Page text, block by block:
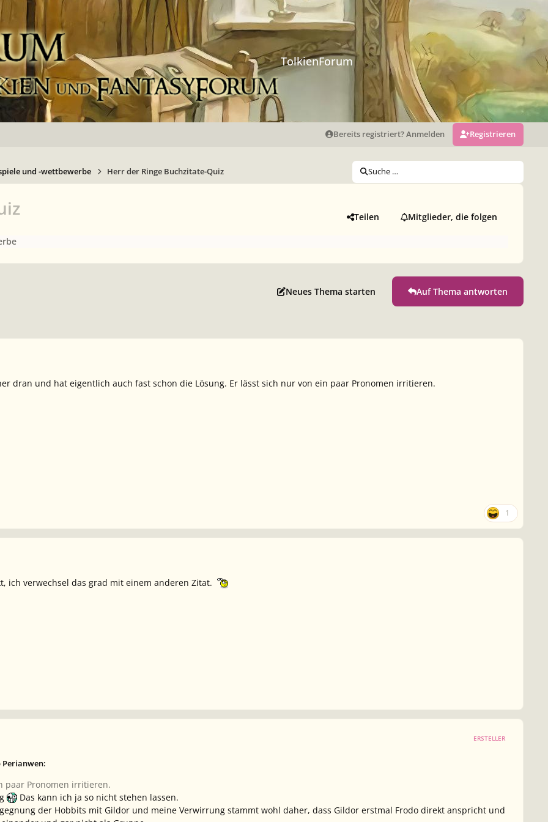
TolkienForum
Bereits registriert? Anmelden Registrieren
und -wettbewerbe Herr der Ringe Buchzitate-Quiz Suche …
Teilen Mitglieder, die folgen
Neues Thema starten Auf Thema antworten
dran und hat eigentlich auch fast schon die Lösung. Er lässt sich nur von ein paar Pronomen irritieren.
1
ich verwechsel das grad mit einem anderen Zitat.
ERSTELLER
Perianwen:
paar Pronomen irritieren.
Das kann ich ja so nicht stehen lassen.
der Hobbits mit Gildor und meine Verwirrung stammt wohl daher, dass Gildor erstmal Frodo direkt anspricht und